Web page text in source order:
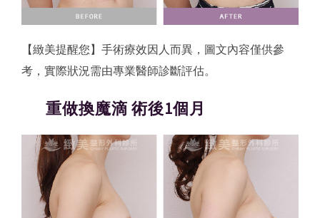
【緻美提醒您】手術療效因人而異，圖文內容僅供參
考，實際狀況需由專業醫師診斷評估。
重做換魔滴 術後1個月